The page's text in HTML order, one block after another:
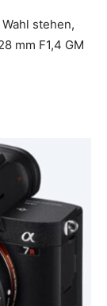
stehen,
mm F1,4 GM